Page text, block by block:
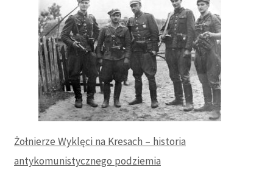
Żołnierze Wyklęci na Kresach – historia
antykomunistycznego podziemia